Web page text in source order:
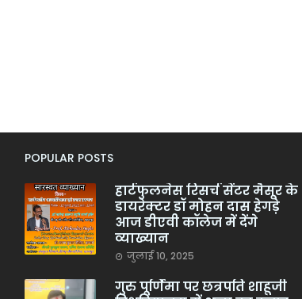
POPULAR POSTS
हार्टफुलनेस रिसर्च सेंटर मैसूर के
डायरेक्टर डॉ मोहन दास हेगड़े
आज डीएवी कॉलेज में देंगे
व्याख्यान
जुलाई 10, 2025
गुरु पूर्णिमा पर छत्रपति शाहूजी